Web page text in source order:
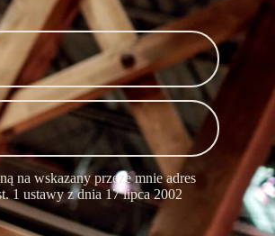
na wskazany przeze mnie adres
1 ustawy z dnia 17 lipca 2002